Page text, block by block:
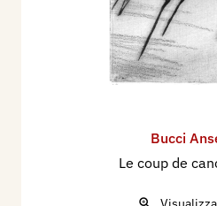
Bucci
Le coup de